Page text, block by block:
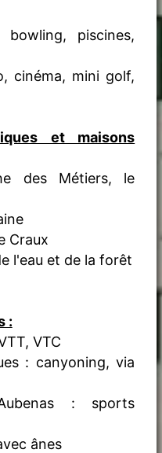
piscines,
cinéma, mini golf,
et maisons
des Métiers, le
Craux
l'eau et de la forêt
:
VTC
: canyoning, via
: sports
ânes